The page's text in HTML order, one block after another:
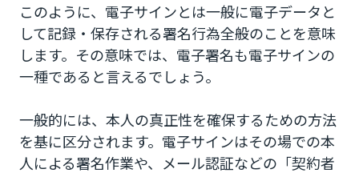
このように、電子サインとは一般に電子データと
して記録・保存される署名行為全般のことを意味
します。その意味では、電子署名も電子サインの
一種であると言えるでしょう。
一般的には、本人の真正性を確保するための方法
を基に区分されます。電子サインはその場での本
人による署名作業や、メール認証などの「契約者